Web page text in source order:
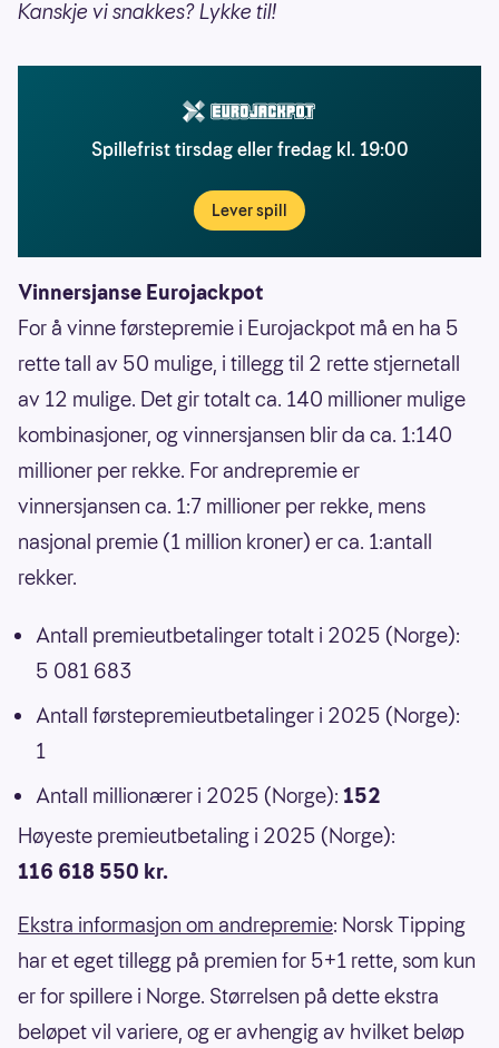
Kanskje vi snakkes? Lykke til!
Spillefrist tirsdag eller fredag kl. 19:00
Lever spill
Vinnersjanse Eurojackpot
For å vinne førstepremie i Eurojackpot må en ha 5
rette tall av 50 mulige, i tillegg til 2 rette stjernetall
av 12 mulige. Det gir totalt ca. 140 millioner mulige
kombinasjoner, og vinnersjansen blir da ca. 1:140
millioner per rekke. For andrepremie er
vinnersjansen ca. 1:7 millioner per rekke, mens
nasjonal premie (1 million kroner) er ca. 1:antall
rekker.
Antall premieutbetalinger totalt i 2025 (Norge):
5 081 683
Antall førstepremieutbetalinger i 2025 (Norge):
1
Antall millionærer i 2025 (Norge): 152
Høyeste premieutbetaling i 2025 (Norge):
116 618 550 kr.
Ekstra informasjon om andrepremie: Norsk Tipping
har et eget tillegg på premien for 5+1 rette, som kun
er for spillere i Norge. Størrelsen på dette ekstra
beløpet vil variere, og er avhengig av hvilket beløp